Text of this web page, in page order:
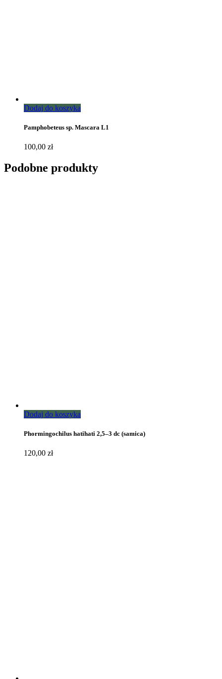
Dodaj do koszyka
Pamphobeteus sp. Mascara L1
100,00 zł
Podobne produkty
Dodaj do koszyka
Phormingochilus hatihati 2,5–3 dc (samica)
120,00 zł